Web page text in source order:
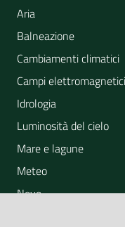
medio Adige
Aria
Balneazione
Cambiamenti climatici
Campi elettromagnetici
Idrologia
Luminosità del cielo
Mare e lagune
Meteo
Neve